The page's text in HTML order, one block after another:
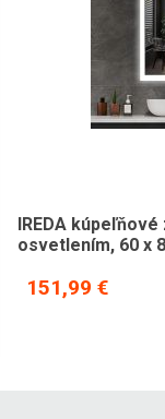
IREDA kúpeľňové
osvetlením, 60 x
151,99 €